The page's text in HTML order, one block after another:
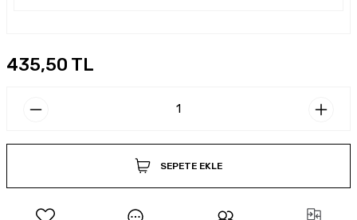
435,50 TL
SEPETE EKLE